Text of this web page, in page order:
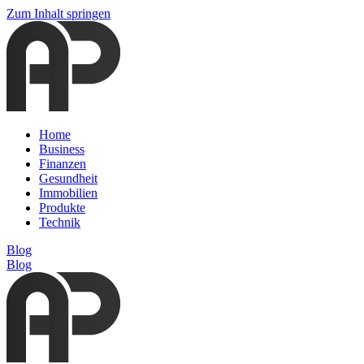
Zum Inhalt springen
Home
Business
Finanzen
Gesundheit
Immobilien
Produkte
Technik
Blog
Blog